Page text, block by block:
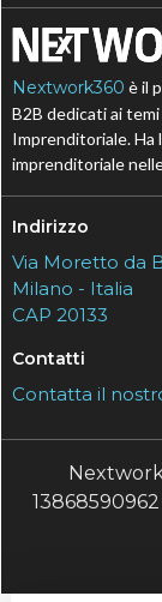
Nextwork360 è il
B2B dedicati ai
Imprenditoriale. Ha
imprenditoriale
Indirizzo
Via Moretto da
Milano - Italia
CAP 20133
Contatti
Contatta il